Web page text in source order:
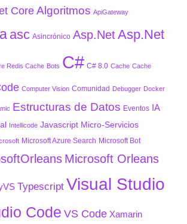
Core Algoritmos ApiGateway
asc Asincrónico Asp.Net Asp.Net
Redis Cache Bots C# C# 8.0 Cache Cache
Computer Vision Comunidad Debugger Docker
Estructuras de Datos Eventos IA
Intellicode Javascript Micro-Servicios
Microsoft Azure Search Microsoft Bot
Microsoft Orleans
Typescript Visual Studio
Code VS Code Xamarin